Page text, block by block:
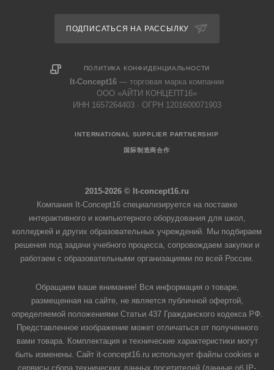
ПОДПИСАТЬСЯ НА РАССЫЛКУ
ПОЛИТИКА КОНФИДЕНЦИАЛЬНОСТИ
It-Concept16 — торговая марка компании
ООО «АЙТИ КОНЦЕПТ16»
ИНН 1657264403 · ОГРН 1201600071903
INTERNATIONAL SUPPLIER PARTNERSHIP
国际制造商合作
2015-2026 © It-concept16.ru
Компания It-Concept16 специализируется на поставке
интерактивного и компьютерного оборудования для школ,
колледжей и других образовательных учреждений. Мы подбираем
решения под задачи учебного процесса, сопровождаем закупки и
работаем с образовательными организациями по всей России.
Обращаем ваше внимание! Вся информация о товаре,
размещенная на сайте, не является публичной офертой,
определяемой положениями Статьи 437 Гражданского кодекса РФ.
Представленное изображение может отличаться от полученного
вами товара. Комплектация и технические характеристики могут
быть изменены. Сайт it-concept16.ru использует файлы cookies и
сервисы сбора технических данных посетителей (данные об IP-